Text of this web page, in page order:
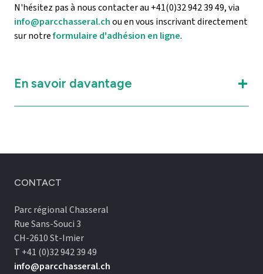
N'hésitez pas à nous contacter au +41(0)32 942 39 49, via
info@parcchasseral.chou en vous inscrivant directement
sur notreformulaire d'adhésion en ligne.
En savoir davantage
CONTACT
Parc régional Chasseral
Rue Sans-Souci 3
CH-2610 St-Imier
T +41 (0)32 942 39 49
info@parcchasseral.ch